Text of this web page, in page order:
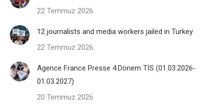
22 Temmuz 2026
12 journalists and media workers jailed in Turkey
22 Temmuz 2026
Agence France Presse 4.Dönem TİS (01.03.2026-
01.03.2027)
20 Temmuz 2026